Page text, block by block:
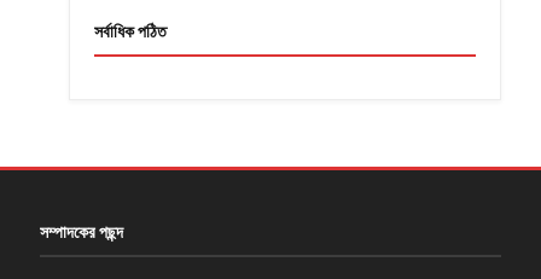
সর্বাধিক পঠিত
সম্পাদকের পছন্দ